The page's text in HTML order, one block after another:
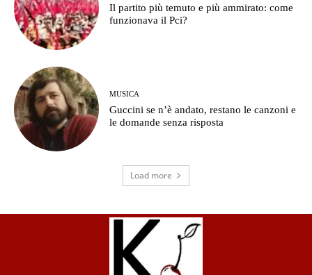
Il partito più temuto e più ammirato: come
funzionava il Pci?
MUSICA
Guccini se n’è andato, restano le canzoni e
le domande senza risposta
Load more